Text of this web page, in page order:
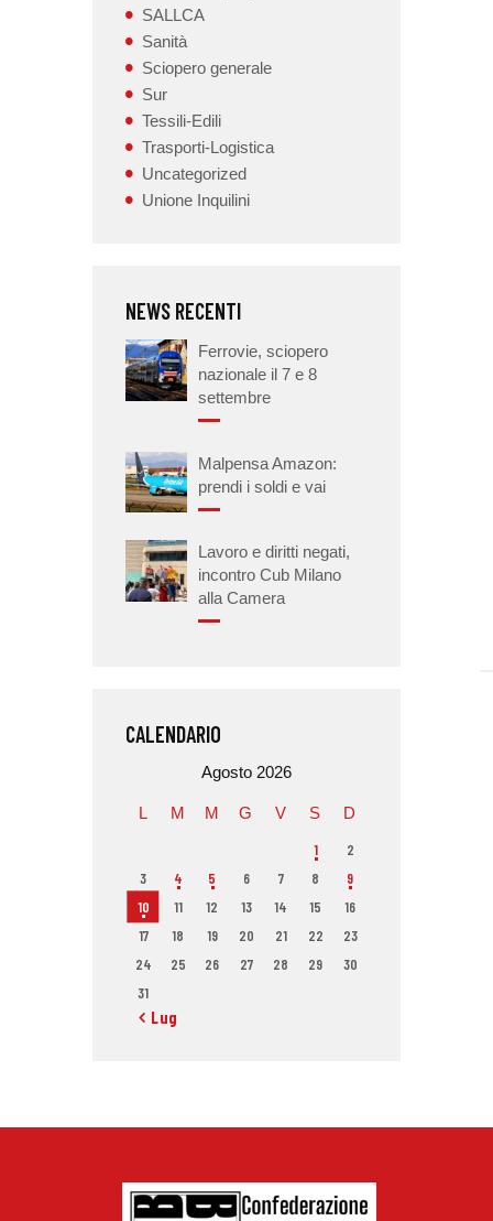
SALLCA
Sanità
Sciopero generale
Sur
Tessili-Edili
Trasporti-Logistica
Uncategorized
Unione Inquilini
NEWS RECENTI
Ferrovie, sciopero
nazionale il 7 e 8
settembre
Malpensa Amazon:
prendi i soldi e vai
Lavoro e diritti negati,
incontro Cub Milano
alla Camera
CALENDARIO
Agosto 2026
L M M G V S D
1
2
3
4 5 6 7 8
9
10
11 12 13 14 15
16
17
18 19 20 21 22
23
24
25 26 27 28 29
30
31
« Lug